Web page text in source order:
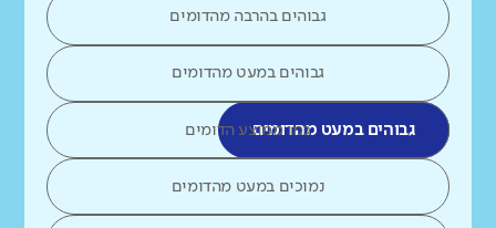
גבוהים בהרבה מהדומים
גבוהים במעט מהדומים
גבוהים במעט מהדומיםכמו ממוצע הדומים
נמוכים במעט מהדומים